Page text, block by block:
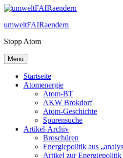
Zum
springen
umweltFAIRaendern
Stopp Atom
Menü
Startseite
Atomenergie
Atom-BT
AKW Brokdorf
Atom-Geschichte
Spurensuche
Artikel-Archiv
Broschüren
Energiepolitik aus
Artikel zur Energiepolitik